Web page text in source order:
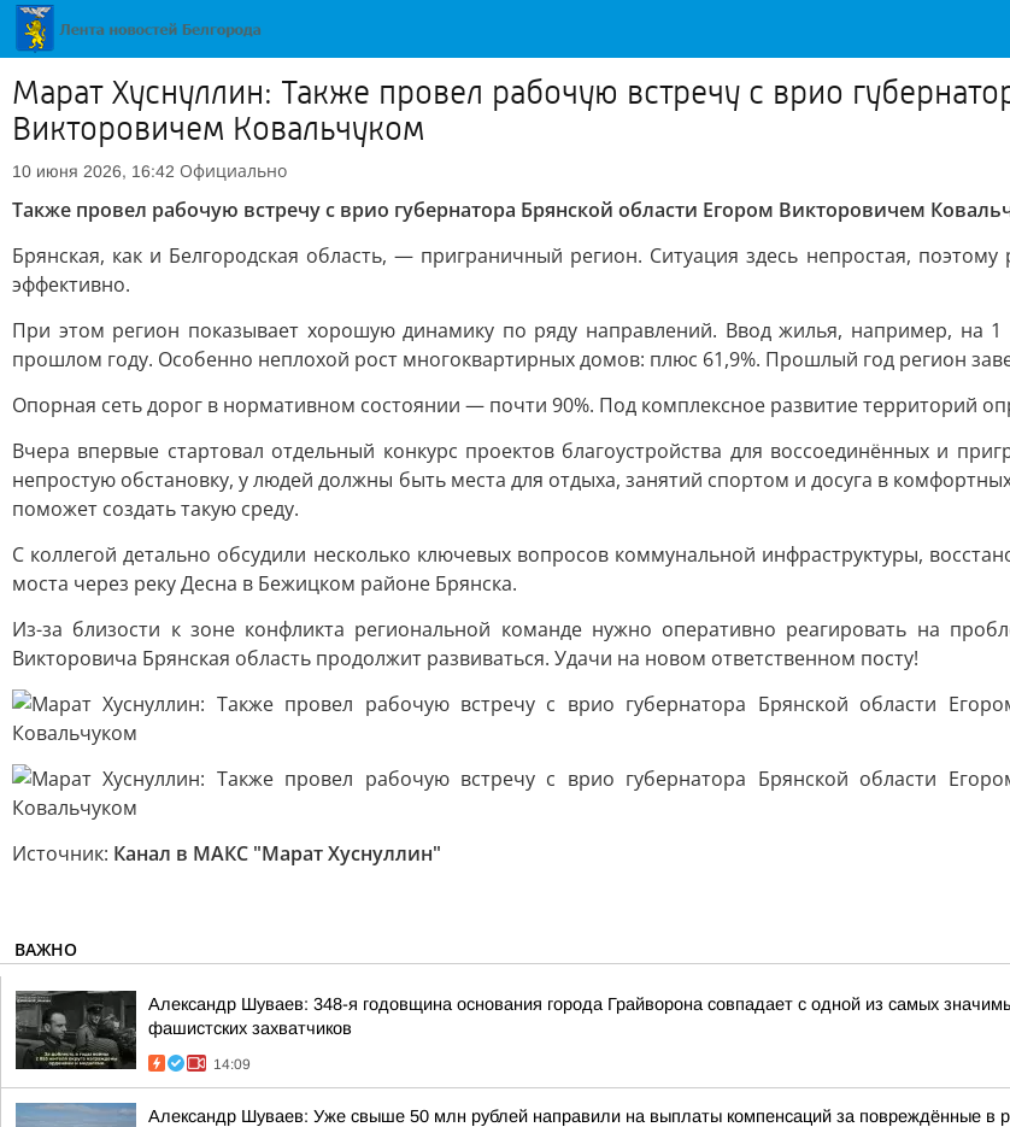
Марат Хуснуллин: Также провел рабочую встречу с врио
Викторовичем Ковальчуком
10 июня 2026, 16:42 Официально
Также провел рабочую встречу с врио губернатора Брянской области Егором Викторовичем
Брянская, как и Белгородская область, — приграничный регион. Ситуация здесь непростая,
эффективно.
При этом регион показывает хорошую динамику по ряду направлений. Ввод жилья, например, на
прошлом году. Особенно неплохой рост многоквартирных домов: плюс 61,9%. Прошлый год регион
Опорная сеть дорог в нормативном состоянии — почти 90%. Под комплексное развитие территорий
Вчера впервые стартовал отдельный конкурс проектов благоустройства для воссоединённых и
непростую обстановку, у людей должны быть места для отдыха, занятий спортом и досуга в
поможет создать такую среду.
С коллегой детально обсудили несколько ключевых вопросов коммунальной инфраструктуры,
моста через реку Десна в Бежицком районе Брянска.
Из-за близости к зоне конфликта региональной команде нужно оперативно реагировать на
Викторовича Брянская область продолжит развиваться. Удачи на новом ответственном посту!
Источник: Канал в МАКС "Марат Хуснуллин"
ВАЖНО
Александр Шуваев: 348-я годовщина основания города Грайворона совпадает с одной из самых
фашистских захватчиков
14:09
Александр Шуваев: Уже свыше 50 млн рублей направили на выплаты компенсаций за повреждённые в